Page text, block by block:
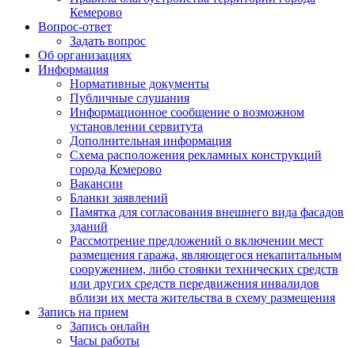
Кемерово
Вопрос-ответ
Задать вопрос
Об организациях
Информация
Нормативные документы
Публичные слушания
Информационное сообщение о возможном
установлении сервитута
Дополнительная информация
Схема расположения рекламных конструкций
города Кемерово
Вакансии
Бланки заявлений
Памятка для согласования внешнего вида фасадов
зданий
Рассмотрение предложений о включении мест
размещения гаража, являющегося некапитальным
сооружением, либо стоянки технических средств
или других средств передвижения инвалидов
вблизи их места жительства в схему размещения
Запись на прием
Запись онлайн
Часы работы